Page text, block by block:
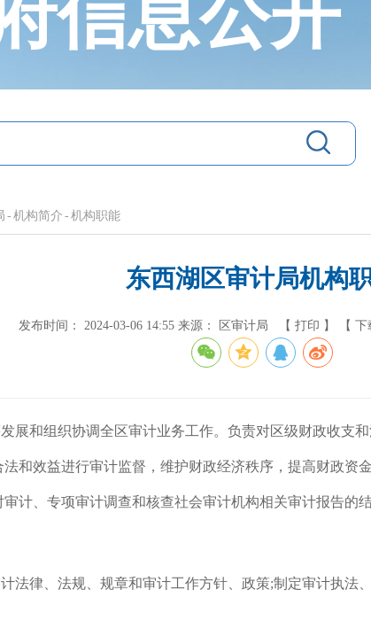
信息公开
- 机构简介 - 机构职能
东西湖区审计局机构
发布时间： 2024-03-06 14:55 来源： 区审计局 【 打印 】 【 下
展和组织协调全区审计业务工作。负责对区级财政收支
和效益进行审计监督，维护财政经济秩序，提高财政资
计、专项审计调查和核查社会审计机构相关审计报告的
法律、法规、规章和审计工作方针、政策;制定审计执法